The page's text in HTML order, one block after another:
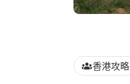
香港攻略